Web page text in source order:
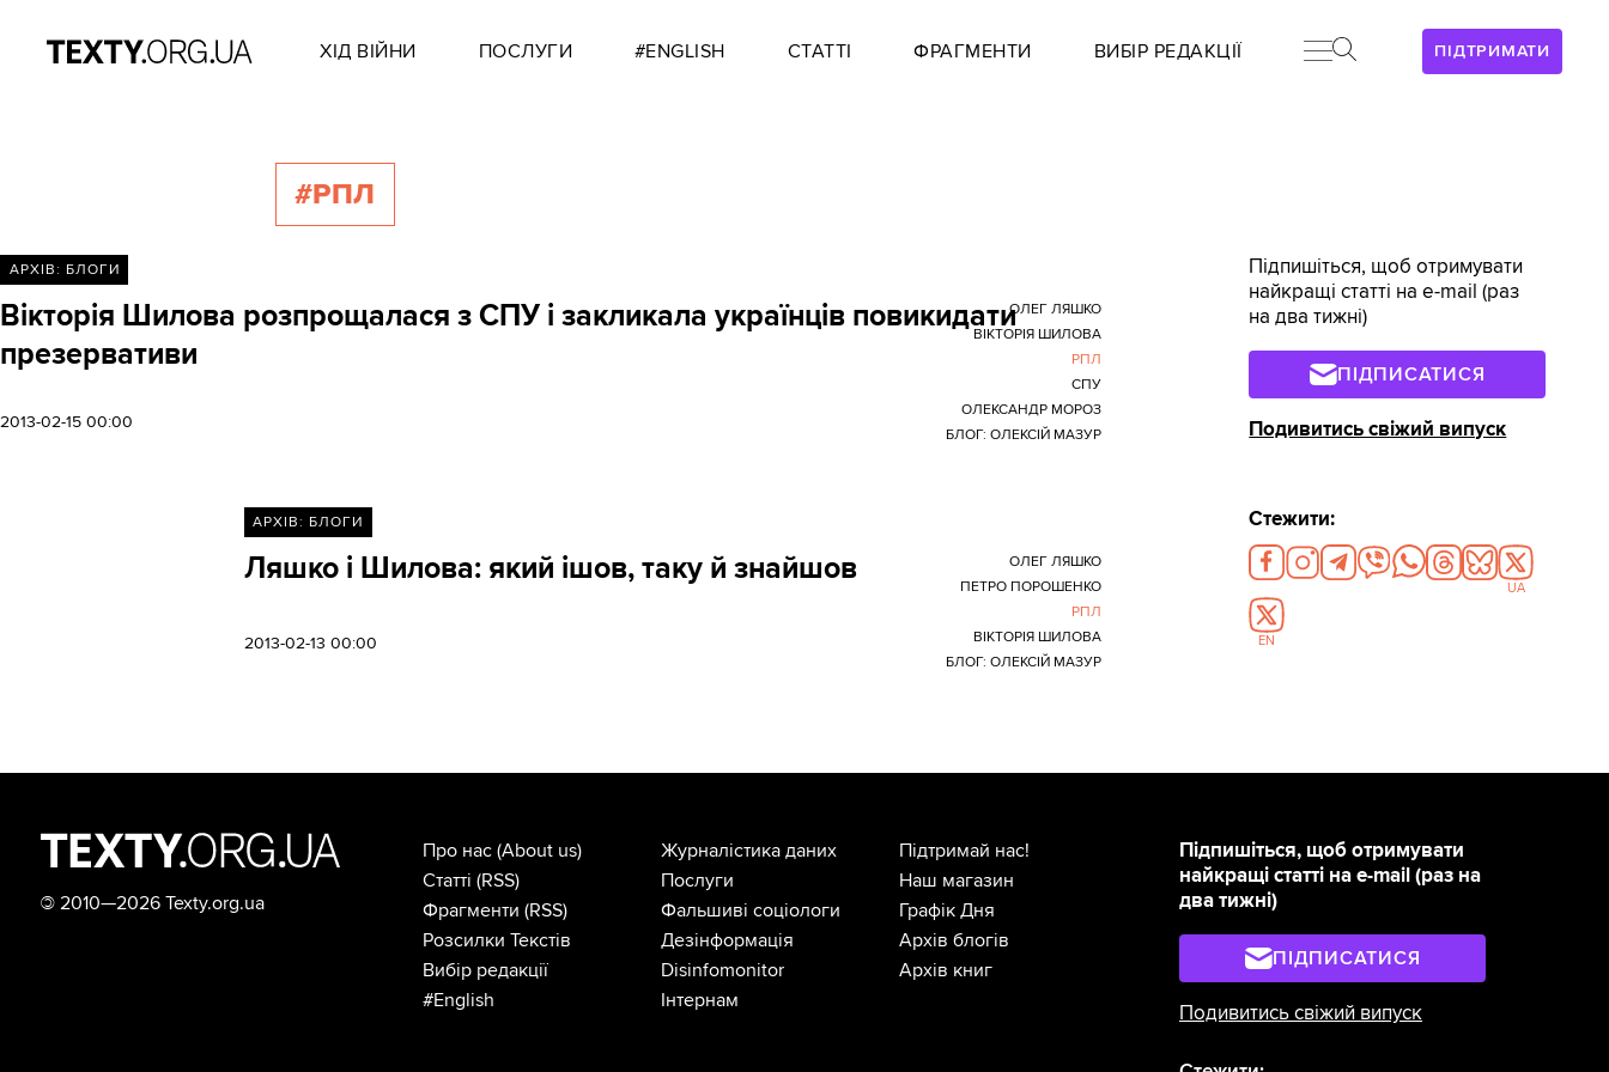
ПІДТРИМАТИ
ХІД ВІЙНИ ПОСЛУГИ #ENGLISH СТАТТІ ФРАГМЕНТИ ВИБІР РЕДАКЦІЇ
#РПЛ
АРХІВ: БЛОГИ
Вікторія Шилова розпрощалася з СПУ і закликала українців повикидати
презервативи
2013-02-15 00:00
ОЛЕГ ЛЯШКО
ВІКТОРІЯ ШИЛОВА
РПЛ
СПУ
ОЛЕКСАНДР МОРОЗ
БЛОГ: ОЛЕКСІЙ МАЗУР
АРХІВ: БЛОГИ
Ляшко і Шилова: який ішов, таку й знайшов
2013-02-13 00:00
ОЛЕГ ЛЯШКО
ПЕТРО ПОРОШЕНКО
РПЛ
ВІКТОРІЯ ШИЛОВА
БЛОГ: ОЛЕКСІЙ МАЗУР
Підпишіться, щоб отримувати
найкращі статті на e-mail (раз
на два тижні)
ПІДПИСАТИСЯ
Подивитись свіжий випуск
Стежити:
UA
EN
© 2010—2026 Texty.org.ua
Підпишіться, щоб отримувати
найкращі статті на e-mail (раз на
два тижні)
ПІДПИСАТИСЯ
Подивитись свіжий випуск
Про нас (About us)
Статті (RSS)
Фрагменти (RSS)
Розсилки Текстів
Вибір редакції
#English
Журналістика даних
Послуги
Фальшиві соціологи
Дезінформація
Disinfomonitor
Інтернам
Підтримай нас!
Наш магазин
Графік Дня
Архів блогів
Архів книг